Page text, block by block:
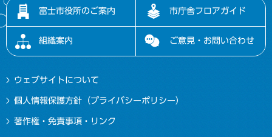
富士市役所のご案内 市庁舎フロアガイド
組織案内 ご意見・お問い合わせ
ウェブサイトについて
個人情報保護方針（プライバシーポリシー）
著作権・免責事項・リンク